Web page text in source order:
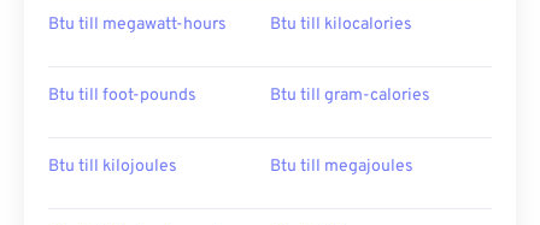
Btu till megawatt-hours Btu till kilocalories
Btu till foot-pounds Btu till gram-calories
Btu till kilojoules Btu till megajoules